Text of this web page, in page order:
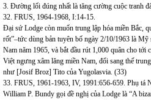
3. Đường lối đúng nhất là tăng cường cuộc tranh
32. FRUS, 1964-1968, I:14-15.
Đại sứ Lodge còn muốn trung lập hóa miền Bắc,
rốt”–tức dùng bản tuyên bố ngày 2/10/1963 là Mỹ
Nam năm 1965, và bắt đầu rút 1,000 quân cho tới
Việt ngưng xâm lăng miền Nam, đổi sang thế
như [Josif Broz] Tito của Yugolasvia. (33)
33. FRUS, 1961-1963, IV, 1991:656-659. Phụ tá
William P. Bundy gọi đề nghị của Lodge là “A